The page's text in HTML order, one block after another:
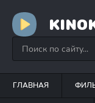
ГЛАВНАЯ